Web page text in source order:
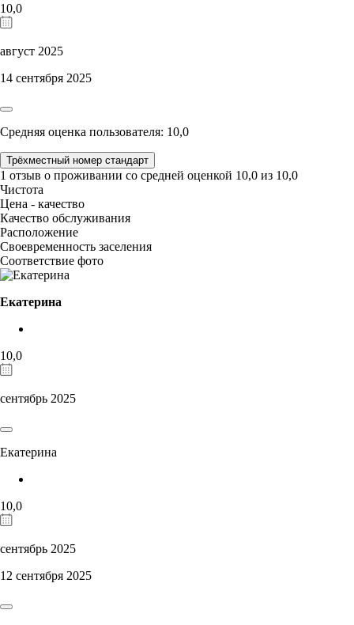
10,0
август 2025
14 сентября 2025
Средняя оценка пользователя: 10,0
Трёхместный номер стандарт
1 отзыв о проживании со средней оценкой 10,0 из 10,0
Чистота
Цена - качество
Качество обслуживания
Расположение
Своевременность заселения
Соответствие фото
Екатерина
10,0
сентябрь 2025
Екатерина
10,0
сентябрь 2025
12 сентября 2025